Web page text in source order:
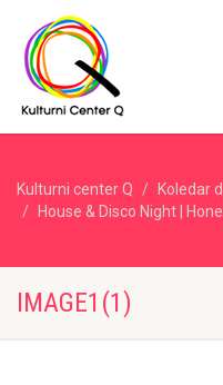
Kulturni center Q Koledar
House & Disco Night |
IMAGE1(1)